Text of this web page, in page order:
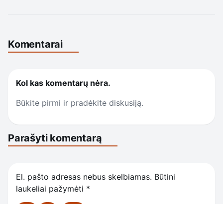
Komentarai
Kol kas komentarų nėra.
Būkite pirmi ir pradėkite diskusiją.
Parašyti komentarą
El. pašto adresas nebus skelbiamas. Būtini
laukeliai pažymėti *